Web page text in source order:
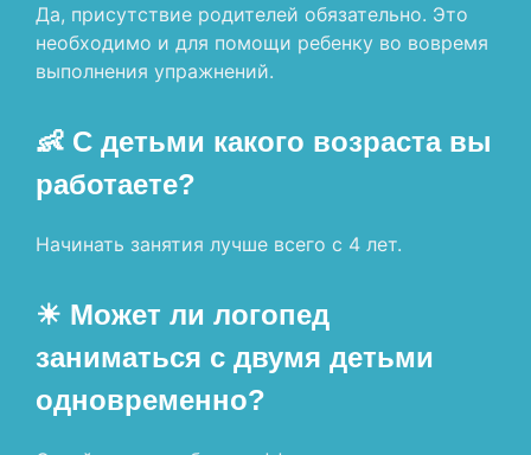
Да, присутствие родителей обязательно. Это
необходимо и для помощи ребенку во вовремя
выполнения упражнений.
👶 С детьми какого возраста вы
работаете?
Начинать занятия лучше всего с 4 лет.
☀ Может ли логопед
заниматься с двумя детьми
одновременно?